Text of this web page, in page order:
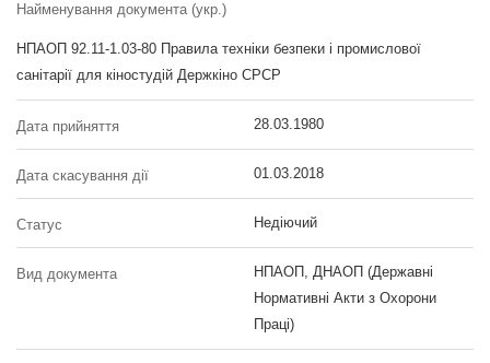
Найменування документа (укр.)
НПАОП 92.11-1.03-80 Правила техніки безпеки і промислової
санітарії для кіностудій Держкіно СРСР
Дата прийняття 28.03.1980
Дата скасування дії 01.03.2018
Статус Недіючий
Вид документа
НПАОП, ДНАОП (Державні
Нормативні Акти з Охорони
Праці)